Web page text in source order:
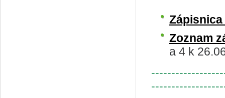
Zápisnica
Zoznam
a 4 k